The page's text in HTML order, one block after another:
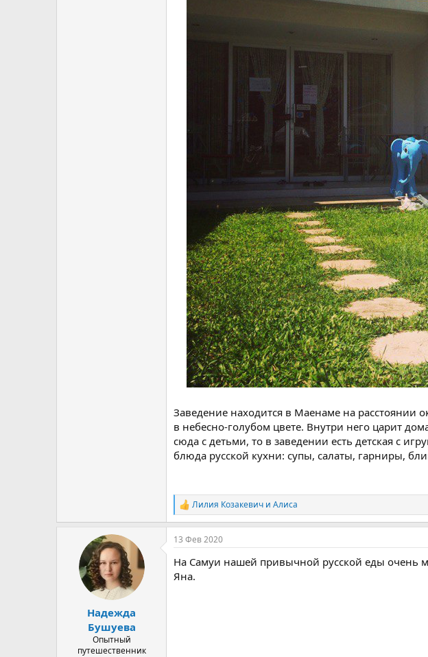
Заведение находится в Маенаме на
в небесно-голубом цвете. Внутри него царит
сюда с детьми, то в заведении есть детская с
блюда русской кухни: супы, салаты, гарниры,
Р
е
а
к
и
и
Лилия Козакевич и Алиса
Надежда
Бушуева
Опытный
путешественник
13 Фев 2020
На Самуи нашей привычной русской еды очень
Яна.